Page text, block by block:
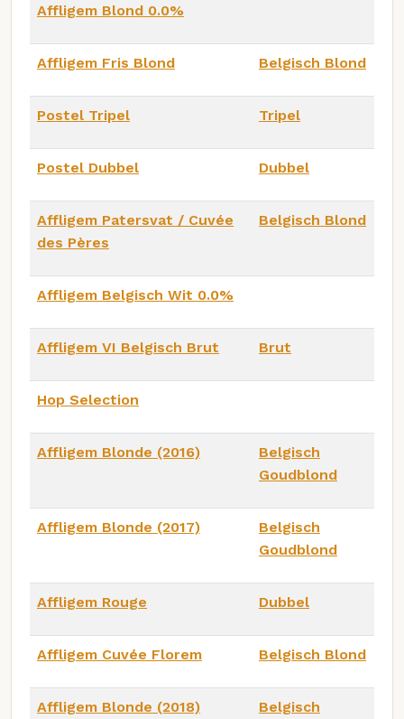
Affligem Blond 0.0%
Affligem Fris Blond Belgisch Blond
Postel Tripel Tripel
Postel Dubbel Dubbel
Affligem Patersvat / Cuvée
des Pères
Belgisch Blond
Affligem Belgisch Wit 0.0%
Affligem VI Belgisch Brut Brut
Hop Selection
Affligem Blonde (2016)
Belgisch
Goudblond
Affligem Blonde (2017)
Belgisch
Goudblond
Affligem Rouge Dubbel
Affligem Cuvée Florem Belgisch Blond
Affligem Blonde (2018)
Belgisch